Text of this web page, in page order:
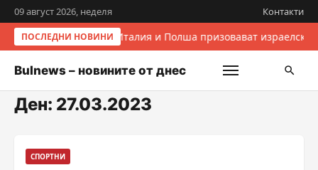
09 август 2026, неделя Контакти
ПОСЛЕДНИ НОВИНИ Италия и Полша призовават
Bulnews – новините от днес
Ден: 27.03.2023
СПОРТНИ